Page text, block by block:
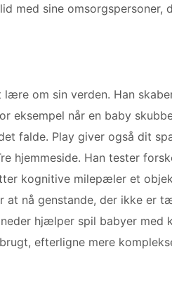
med sine omsorgspersoner,
om sin verden. Han
eksempel når en baby
falde. Play giver også dit
hjemmeside. Han tester
kognitive milepæler et
at nå genstande, der ikke er
hjælper spil babyer
efterligne mere